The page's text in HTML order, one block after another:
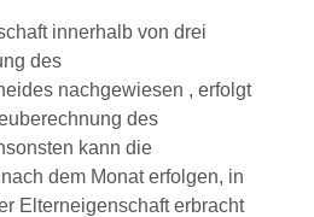
innerhalb von drei
des
nachgewiesen , erfolgt
des
kann die
dem Monat erfolgen, in
Elterneigenschaft erbracht